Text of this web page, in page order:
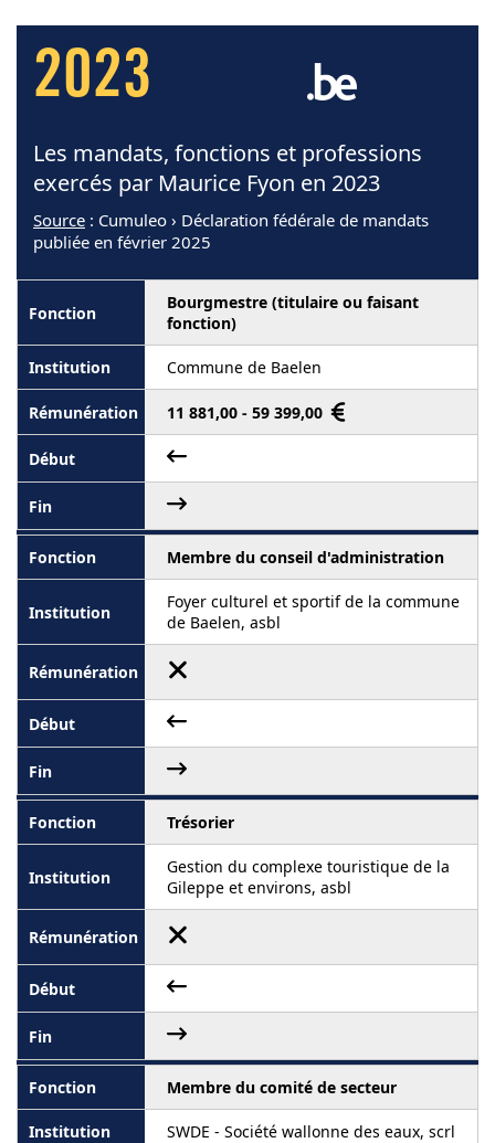
2023
Les mandats, fonctions et professions
exercés par Maurice Fyon en 2023
Source : Cumuleo › Déclaration fédérale de mandats
publiée en février 2025
Bourgmestre (titulaire ou faisant
fonction)
Commune de Baelen
11 881,00 - 59 399,00
Membre du conseil d'administration
Foyer culturel et sportif de la commune
de Baelen, asbl
Trésorier
Gestion du complexe touristique de la
Gileppe et environs, asbl
Membre du comité de secteur
SWDE - Société wallonne des eaux, scrl